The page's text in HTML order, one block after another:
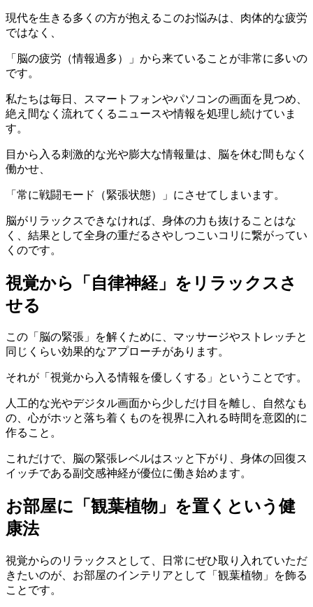
現代を生きる多くの方が抱えるこのお悩みは、肉体的な疲労
ではなく、
「脳の疲労（情報過多）」から来ていることが非常に多いの
です。
私たちは毎日、スマートフォンやパソコンの画面を見つめ、
絶え間なく流れてくるニュースや情報を処理し続けていま
す。
目から入る刺激的な光や膨大な情報量は、脳を休む間もなく
働かせ、
「常に戦闘モード（緊張状態）」にさせてしまいます。
脳がリラックスできなければ、身体の力も抜けることはな
く、結果として全身の重だるさやしつこいコリに繋がってい
くのです。
視覚から「自律神経」をリラックスさ
せる
この「脳の緊張」を解くために、マッサージやストレッチと
同じくらい効果的なアプローチがあります。
それが「視覚から入る情報を優しくする」ということです。
人工的な光やデジタル画面から少しだけ目を離し、自然なも
の、心がホッと落ち着くものを視界に入れる時間を意図的に
作ること。
これだけで、脳の緊張レベルはスッと下がり、身体の回復ス
イッチである副交感神経が優位に働き始めます。
お部屋に「観葉植物」を置くという健
康法
視覚からのリラックスとして、日常にぜひ取り入れていただ
きたいのが、お部屋のインテリアとして「観葉植物」を飾る
ことです。